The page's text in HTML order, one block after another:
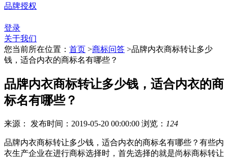
品牌授权
登录
关于我们
您当前所在位置： 首页 >商标问答 >品牌内衣商标转让多少
钱，适合内衣的商标名有哪些？
品牌内衣商标转让多少钱，适合内衣的商
标名有哪些？
来源： 发布时间：2019-05-20 00:00:00 浏览： 124
品牌内衣商标转让多少钱，适合内衣的商标名有哪些？有些内
衣生产企业在进行商标选择时，首先选择的就是尚标商标转让